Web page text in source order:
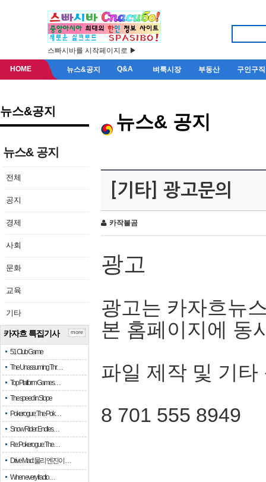
스빠시바를 시작페이지로 ▶
HOME 뉴스&공지 Q&A 벼룩시장 부동산 구인구직
뉴스&공지
뉴스& 공지
전체
공지
경제
사회
문화
교육
기타
카자흐 특집기사
51 Club Game
The Unassuming Thr…
Top Platform Games…
The speed in Slope
Pokerogue: The Pok…
Snow Rider: Endles…
Re: Pokerogue: The…
Drive Mad: 물리 엔진이 …
When every fractio…
more
뉴스& 공지
[기타] 광고문의
카작불곰
광고
광고는 카자흐뉴
본 홈페이지에 동
파일 제작 및 기타
8 701 555 8949